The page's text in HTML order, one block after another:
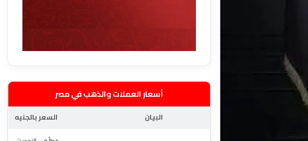
أسعار العملات والذهب في مصر
البيان
السعر بالجنيه